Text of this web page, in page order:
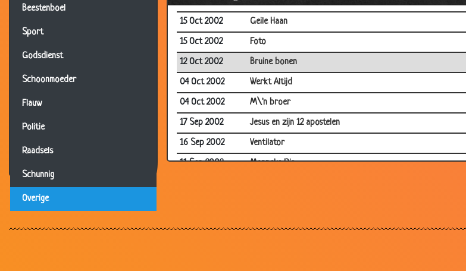
Beestenboel
Sport
Godsdienst
Schoonmoeder
Flauw
Politie
Raadsels
Schunnig
Overige
15 Oct 2002
Geile Haan
15 Oct 2002
Foto
12 Oct 2002
Bruine bonen
04 Oct 2002
Werkt Altijd
04 Oct 2002
M\'n broer
17 Sep 2002
Jesus en zijn 12 apostelen
16 Sep 2002
Ventilator
11 Sep 2002
Manneke Pis